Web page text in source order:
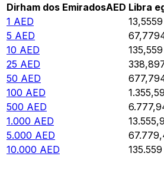
Dirham dos EmiradosAED Libra
1 AED 13,5559
5 AED
10 AED 135,559
25 AED
50 AED
100 AED 1.355,59
500 AED
1.000 AED 13.555,9
5.000 AED
10.000 AED 135.559